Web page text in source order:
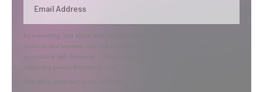
By submitting, you agree that Semperis may send you information regarding its
products and services, and use and process your personal information in
accordance with Semperis’
contacting privacy@semperis.com.
This site is protected by reCAPTCHA.